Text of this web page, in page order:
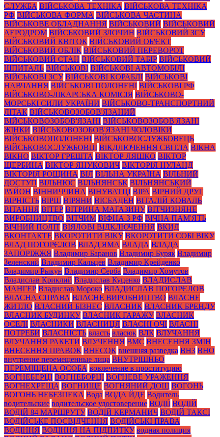
СЛУЖБА ВІЙСЬКОВА ТЕХНІКА ВІЙСЬКОВА ТЕХНІКА
РФ ВІЙСЬКОВА ФОРМА ВІЙСЬКОВА ЧАСТИНА
ВІЙСЬКОВЕ ОБЛАДНАННЯ ВІЙСЬКОВИЙ ВІЙСЬКОВИЙ
АЕРОДРОМ ВІЙСЬКОВИЙ ЗЛОЧИН ВІЙСЬКОВИЙ ЗСУ
ВІЙСЬКОВИЙ КВІТОК ВІЙСЬКОВИЙ ОБ'ЄКТ
ВІЙСЬКОВИЙ ОБЛІК ВІЙСЬКОВИЙ ПЕРЕВОРОТ
ВІЙСЬКОВИЙ СТАН ВІЙСЬКОВИЙ ТАБІР ВІЙСЬКОВИЙ
ШПИТАЛЬ ВІЙСЬКОВІ ВІЙСЬКОВІ АВТОМОБІЛІ
ВІЙСЬКОВІ ЗСУ ВІЙСЬКОВІ КОРАБЛІ ВІЙСЬКОВІ
НАВЧАННЯ ВІЙСЬКОВІ ПОЛОНЕНІ ВІЙСЬКОВІ РФ
ВІЙСЬКОВО-ЛІКАРСЬКА КОМІСІЯ ВІЙСЬКОВО-
МОРСЬКІ СИЛИ УКРАЇНИ ВІЙСЬКОВО-ТРАНСПОРТНИЙ
ЛІТАК ВІЙСЬКОВОЗОБОВ'ЯЗАНИЙ
ВІЙСЬКОВОЗОБОВ'ЯЗАНІ ВІЙСЬКОВОЗОБОВ'ЯЗАНІ
ЖІНКИ ВІЙСЬКОВОЗОБОВ'ЯЗАНІ ЧОЛОВІКИ
ВІЙСЬКОВОПОЛОНЕНІ ВІЙСЬКОВОСЛУЖБОВЕЦЬ
ВІЙСЬКОВОСЛУЖБОВЦІ ВІКДЛЮЧЕННЯ СВІТЛА ВІКНА
ВІКНО ВІКТОР ГРЕШТА ВІКТОР ЛЯШКО ВІКТОР
ЩЕРБИНА ВІКТОР ЯНУКОВИЧ ВІКТОРІЯ НУЛАНД
ВІКТОРІЯ РОЩИНА ВІЛ ВІЛЬНА УКРАЇНА ВІЛЬНИЙ
ДОСТУП ВІЛЬНЮС ВІЛЬНЯНСЬК ВІЛЬНЯНСЬКИЙ
РАЙОН ВІННИЧЧИНА ВІНУВАТЦІ ВІРА ВІРНИЙ ДРУГ
ВІРНІСТЬ ВІРШ ВІРЯНИ ВІСБАДЕН ВІТАЛІЙ КОВАЛЬ
ВІТАННЯ ВІТЕР ВІТРИНА МАГАЗИНУ ВІТЧИЗНЯНЕ
ВИРОБНИЦТВО ВІТЧИМ ВІФНА З РФ ВІЧНА ПАМ'ЯТЬ
ВІЧНИЙ ПОЛІТ ВІЯЛОВІ ВІДКЛЮЧЕННЯ ВКИД
ВКОНТАКТЕ ВКОРОТИТИ ВІКУ ВКОРОТИТИ СОБІ ВІКУ
ВЛАД ПОГОРЄЛОВ ВЛАД ЯМА ВЛАДА ВЛАДА
ЗАПОРІЖЖЯ Владимир Баранов Владимир Буряк Владимир
Зеленский Владимир Кальцев Владимир Крейденко
Владимир Рыкун Владимир Серба Владимир Хомутов
Владислав Криклий Владислав Куценко ВЛАДИСЛАВ
МАНГЕР Владислав Мороко ВЛАДИСЛАВ ПОГОРЄЛОВ
ВЛАСНА СПРАВА ВЛАСНЕ ВИРОБНИЦТВО ВЛАСНЕ
ЖИТЛО ВЛАСНИЙ БІЗНЕС ВЛАСНИК ВЛАСНИК БРЕНДУ
ВЛАСНИК БУДИНКУ ВЛАСНИК ГАРАЖУ ВЛАСНИК
ОСЕЛІ ВЛАСНИКИ ВЛАСНИЦЯ ВЛАСНІ ОЧІ ВЛАСНІ
ПОТРЕБИ ВЛАСНІСТЬ власть власюк ВЛК ВЛУЧАННЯ
ВЛУЧАННЯ РАКЕТИ ВЛУЧЕННЯ ВМС ВНЕСЕННЯ ЗМІН
ВНЕСЕННЯ ПРАВОК ВНЕСОК внешняя разведка ВНЗ ВНО
внутренне перемещенные лица ВНУТРІШНЬО
ПЕРЕМІЩЕНА ОСОБА вовлечение в проституцию
ВОГНЕБЕРЦІ ВОГНЕБОРЦІ ВОГНЕВЕ УРАЖЕННЯ
ВОГНЕХРЕЩА ВОГНИЩЕ ВОГНЯНИЙ ДОЩ ВОГОНЬ
ВОГОНЬ НЕБЕЗПЕКА Вода ВОДА ЙДЕ Водитель
водительские водительское удостоверение ВОДІЇ ВОДІЙ
ВОДІЙ 84 МАРШРУТУ ВОДІЙ КЕРМАНИЧ ВОДІЙ ТАКСІ
ВОДІЙСЬКЕ ПОСВІДЧЕННЯ ВОДІЙСЬКІ ПРАВА
ВОДІННЯ ВОДІННЯ НА ПІДПИТКУ водная полиция